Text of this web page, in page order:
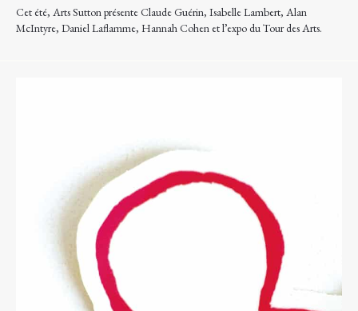
Cet été, Arts Sutton présente Claude Guérin, Isabelle Lambert, Alan
McIntyre, Daniel Laflamme, Hannah Cohen et l’expo du Tour des Arts.